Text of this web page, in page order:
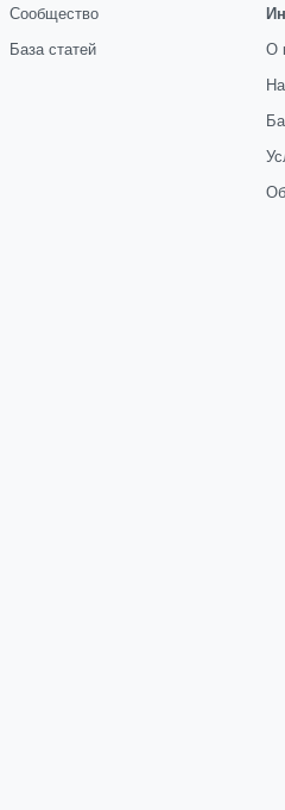
Сообщество
База статей
О